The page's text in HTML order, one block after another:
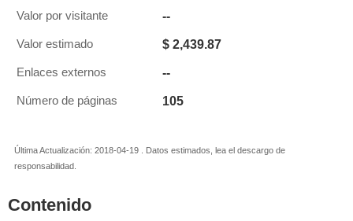
Valor por visitante --
Valor estimado $ 2,439.87
Enlaces externos --
Número de páginas 105
Última Actualización: 2018-04-19 . Datos estimados, lea el descargo de
responsabilidad.
Contenido